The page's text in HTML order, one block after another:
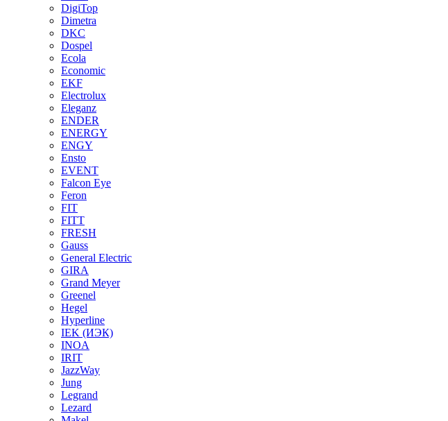
DigiTop
Dimetra
DKC
Dospel
Ecola
Economic
EKF
Electrolux
Eleganz
ENDER
ENERGY
ENGY
Ensto
EVENT
Falcon Eye
Feron
FIT
FITT
FRESH
Gauss
General Electric
GIRA
Grand Meyer
Greenel
Hegel
Hyperline
IEK (ИЭК)
INOA
IRIT
JazzWay
Jung
Legrand
Lezard